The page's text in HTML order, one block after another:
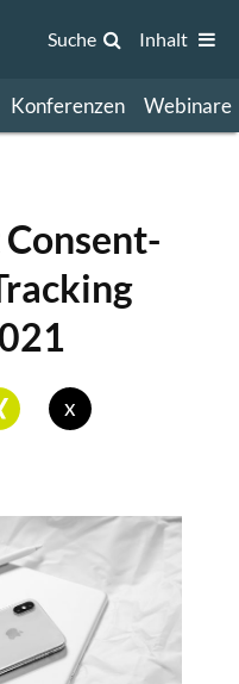
Konferenzen Webinare
Suche Inhalt
x